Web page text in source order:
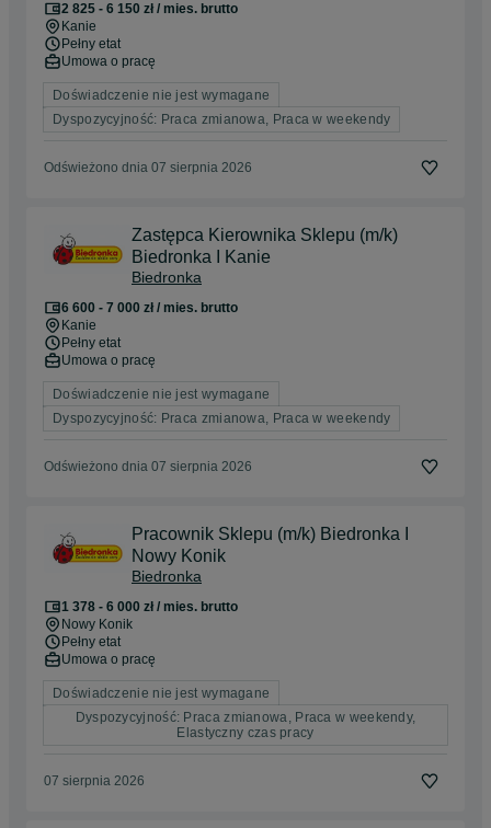
2 825 - 6 150 zł / mies. brutto
Kanie
Pełny etat
Umowa o pracę
Doświadczenie nie jest wymagane
Dyspozycyjność: Praca zmianowa, Praca w weekendy
Odświeżono dnia 07 sierpnia 2026
Zastępca Kierownika Sklepu (m/k)
Biedronka I Kanie
Biedronka
6 600 - 7 000 zł / mies. brutto
Kanie
Pełny etat
Umowa o pracę
Doświadczenie nie jest wymagane
Dyspozycyjność: Praca zmianowa, Praca w weekendy
Odświeżono dnia 07 sierpnia 2026
Pracownik Sklepu (m/k) Biedronka I
Nowy Konik
Biedronka
1 378 - 6 000 zł / mies. brutto
Nowy Konik
Pełny etat
Umowa o pracę
Doświadczenie nie jest wymagane
Dyspozycyjność: Praca zmianowa, Praca w weekendy,
Elastyczny czas pracy
07 sierpnia 2026